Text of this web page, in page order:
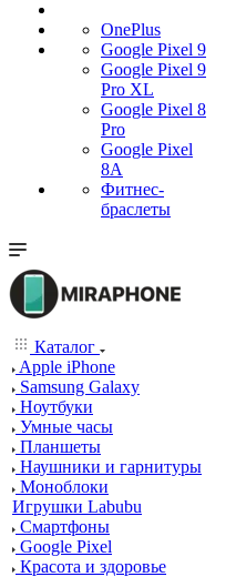
OnePlus
Google Pixel 9
Google Pixel 9
Pro XL
Google Pixel 8
Pro
Google Pixel
8A
Фитнес-
браслеты
Каталог
Apple iPhone
Samsung Galaxy
Ноутбуки
Умные часы
Планшеты
Наушники и гарнитуры
Моноблоки
Игрушки Labubu
Смартфоны
Google Pixel
Красота и здоровье